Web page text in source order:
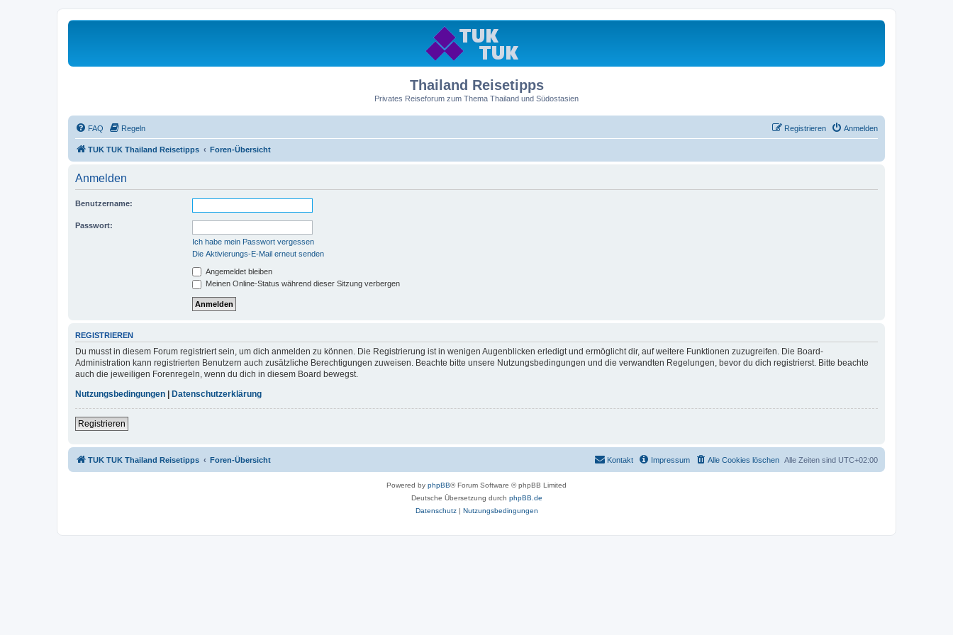
Thailand Reisetipps
Privates Reiseforum zum Thema Thailand und Südostasien
FAQ Regeln Anmelden
Registrieren
TUK TUK Thailand Reisetipps Foren-Übersicht
Anmelden
Benutzername:
Passwort:
Ich habe mein Passwort vergessen
Die Aktivierungs-E-Mail erneut senden
Angemeldet bleiben
Meinen Online-Status während dieser Sitzung verbergen
REGISTRIEREN
Du musst in diesem Forum registriert sein, um dich anmelden zu können. Die Registrierung ist in wenigen Augenblicken erledigt und ermöglicht dir, auf weitere Funktionen zuzugreifen. Die Board-
Administration kann registrierten Benutzern auch zusätzliche Berechtigungen zuweisen. Beachte bitte unsere Nutzungsbedingungen und die verwandten Regelungen, bevor du dich registrierst. Bitte beachte
auch die jeweiligen Forenregeln, wenn du dich in diesem Board bewegst.
Nutzungsbedingungen
Datenschutzerklärung
Registrieren
TUK TUK Thailand Reisetipps Foren-Übersicht Alle Zeiten sind UTC+02:00
Alle Cookies löschen
Impressum
Kontakt
Powered by phpBB® Forum Software © phpBB Limited
Deutsche Übersetzung durch phpBB.de
Datenschutz| Nutzungsbedingungen